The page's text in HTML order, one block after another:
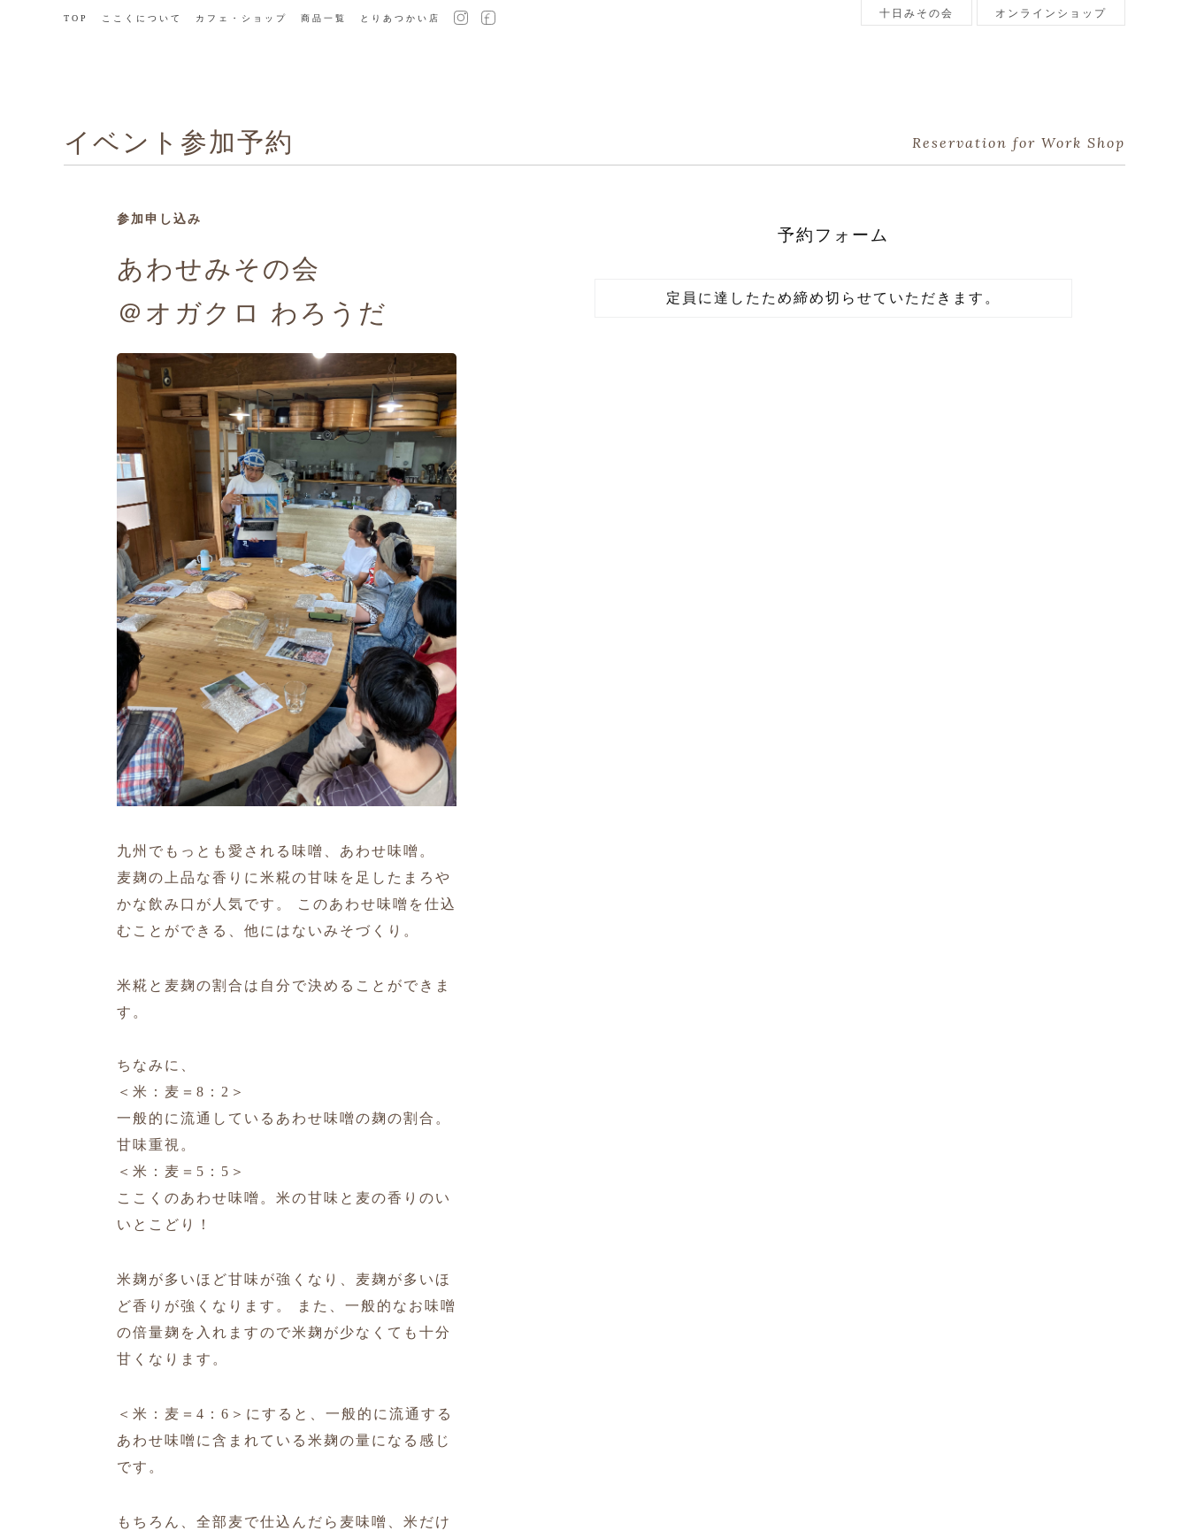
TOP ここくについて カフェ・ショップ 商品一覧 とりあつかい店 十日みその会 オンラインショップ
イベント参加予約 Reservation for Work Shop
参加申し込み
あわせみその会
＠オガクロ わろうだ
九州でもっとも愛される味噌、あわせ味噌。
麦麹の上品な香りに米糀の甘味を足したまろや
かな飲み口が人気です。 このあわせ味噌を仕込
むことができる、他にはないみそづくり。
米糀と麦麹の割合は自分で決めることができま
す。
ちなみに、
＜米：麦＝8：2＞
一般的に流通しているあわせ味噌の麹の割合。
甘味重視。
＜米：麦＝5：5＞
ここくのあわせ味噌。米の甘味と麦の香りのい
いとこどり！
米麹が多いほど甘味が強くなり、麦麹が多いほ
ど香りが強くなります。 また、一般的なお味噌
の倍量麹を入れますので米麹が少なくても十分
甘くなります。
＜米：麦＝4：6＞にすると、一般的に流通する
あわせ味噌に含まれている米麹の量になる感じ
です。
もちろん、全部麦で仕込んだら麦味噌、米だけ
予約フォーム
定員に達したため締め切らせていただきます。